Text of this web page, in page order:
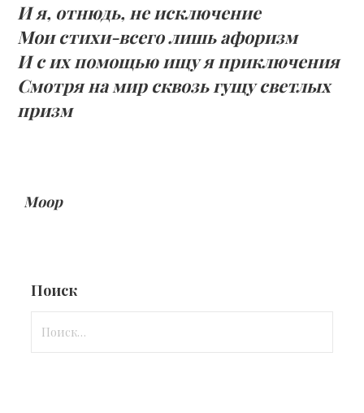
И я, отнюдь, не исключение
Мои стихи-всего лишь афоризм
И с их помощью ищу я приключения
Смотря на мир сквозь гущу светлых
призм
Моор
Поиск